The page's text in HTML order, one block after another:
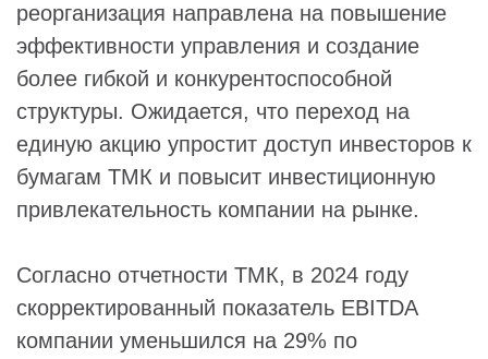
реорганизация направлена на повышение
эффективности управления и создание
более гибкой и конкурентоспособной
структуры. Ожидается, что переход на
единую акцию упростит доступ инвесторов к
бумагам ТМК и повысит инвестиционную
привлекательность компании на рынке.
Согласно отчетности ТМК, в 2024 году
скорректированный показатель EBITDA
компании уменьшился на 29% по